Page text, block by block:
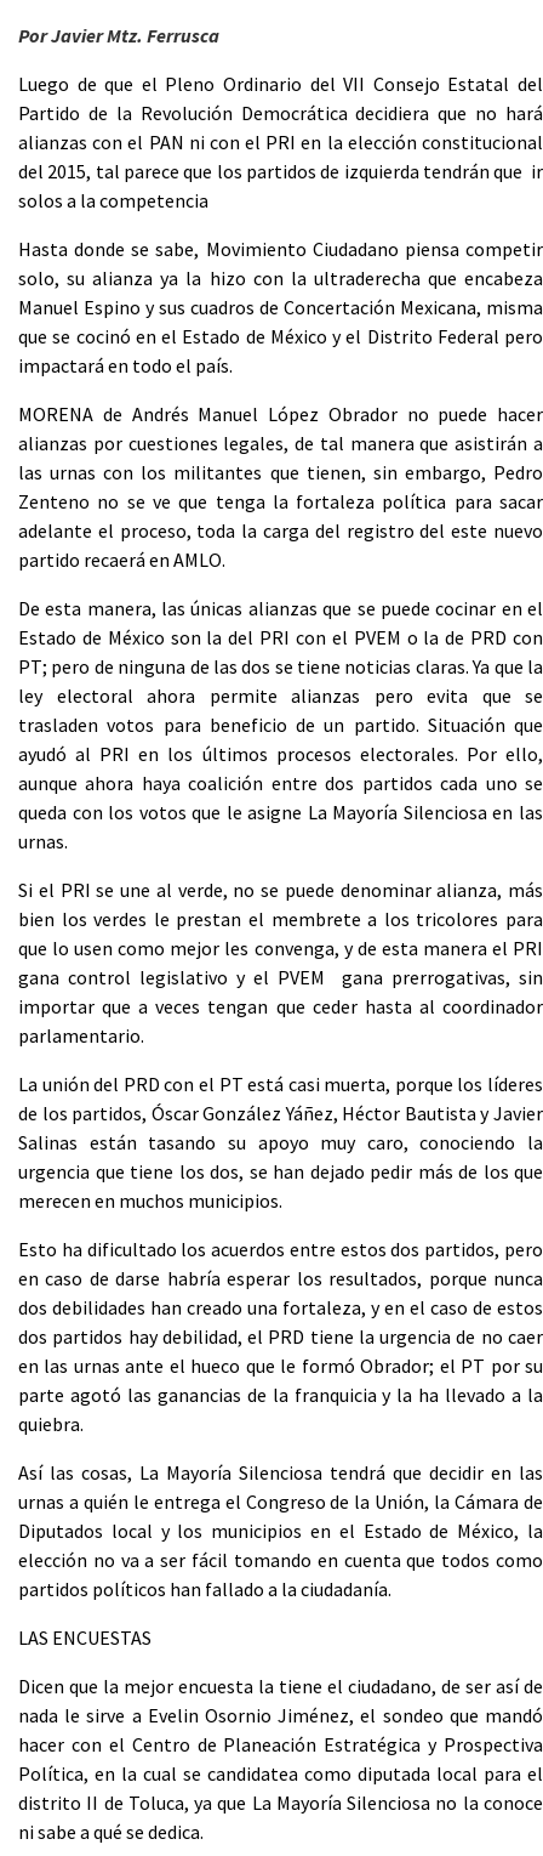
Por Javier Mtz. Ferrusca
Luego de que el Pleno Ordinario del VII Consejo Estatal del
Partido de la Revolución Democrática decidiera que no hará
alianzas con el PAN ni con el PRI en la elección constitucional
del 2015, tal parece que los partidos de izquierda tendrán que ir
solos a la competencia
Hasta donde se sabe, Movimiento Ciudadano piensa competir
solo, su alianza ya la hizo con la ultraderecha que encabeza
Manuel Espino y sus cuadros de Concertación Mexicana, misma
que se cocinó en el Estado de México y el Distrito Federal pero
impactará en todo el país.
MORENA de Andrés Manuel López Obrador no puede hacer
alianzas por cuestiones legales, de tal manera que asistirán a
las urnas con los militantes que tienen, sin embargo, Pedro
Zenteno no se ve que tenga la fortaleza política para sacar
adelante el proceso, toda la carga del registro del este nuevo
partido recaerá en AMLO.
De esta manera, las únicas alianzas que se puede cocinar en el
Estado de México son la del PRI con el PVEM o la de PRD con
PT; pero de ninguna de las dos se tiene noticias claras. Ya que la
ley electoral ahora permite alianzas pero evita que se
trasladen votos para beneficio de un partido. Situación que
ayudó al PRI en los últimos procesos electorales. Por ello,
aunque ahora haya coalición entre dos partidos cada uno se
queda con los votos que le asigne La Mayoría Silenciosa en las
urnas.
Si el PRI se une al verde, no se puede denominar alianza, más
bien los verdes le prestan el membrete a los tricolores para
que lo usen como mejor les convenga, y de esta manera el PRI
gana control legislativo y el PVEM gana prerrogativas, sin
importar que a veces tengan que ceder hasta al coordinador
parlamentario.
La unión del PRD con el PT está casi muerta, porque los líderes
de los partidos, Óscar González Yáñez, Héctor Bautista y Javier
Salinas están tasando su apoyo muy caro, conociendo la
urgencia que tiene los dos, se han dejado pedir más de los que
merecen en muchos municipios.
Esto ha dificultado los acuerdos entre estos dos partidos, pero
en caso de darse habría esperar los resultados, porque nunca
dos debilidades han creado una fortaleza, y en el caso de estos
dos partidos hay debilidad, el PRD tiene la urgencia de no caer
en las urnas ante el hueco que le formó Obrador; el PT por su
parte agotó las ganancias de la franquicia y la ha llevado a la
quiebra.
Así las cosas, La Mayoría Silenciosa tendrá que decidir en las
urnas a quién le entrega el Congreso de la Unión, la Cámara de
Diputados local y los municipios en el Estado de México, la
elección no va a ser fácil tomando en cuenta que todos como
partidos políticos han fallado a la ciudadanía.
LAS ENCUESTAS
Dicen que la mejor encuesta la tiene el ciudadano, de ser así de
nada le sirve a Evelin Osornio Jiménez, el sondeo que mandó
hacer con el Centro de Planeación Estratégica y Prospectiva
Política, en la cual se candidatea como diputada local para el
distrito II de Toluca, ya que La Mayoría Silenciosa no la conoce
ni sabe a qué se dedica.